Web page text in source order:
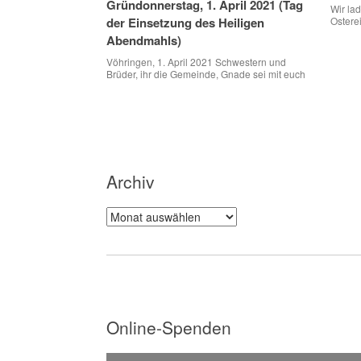
Gründonnerstag, 1. April 2021 (Tag
der Einsetzung des Heiligen
Abendmahls)
Vöhringen, 1. April 2021 Schwestern und
Brüder, ihr die Gemeinde, Gnade sei mit euch
Wir
Archiv
Archiv
Online-Spenden